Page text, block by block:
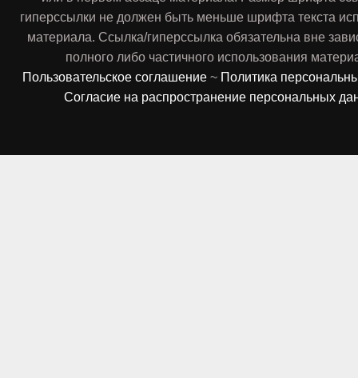
гиперссылки не должен быть меньше шрифта текста
материала. Ссылка/гиперссылка обязательна вне
полного либо частичного использования
Пользовательское соглашение ~ Политика
Согласие на распространение персональных